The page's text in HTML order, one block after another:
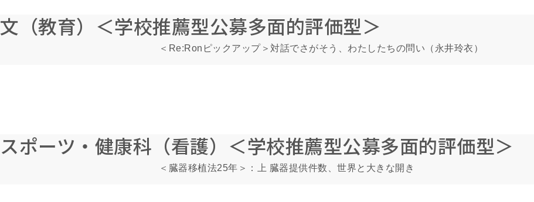
文（教育）＜学校推薦型公募多面的評価型＞
＜Re:Ronピックアップ＞対話でさがそう、わたしたちの問い（永井玲衣）
スポーツ・健康科（看護）＜学校推薦型公募多面的評価型＞
＜臓器移植法25年＞：上 臓器提供件数、世界と大きな開き